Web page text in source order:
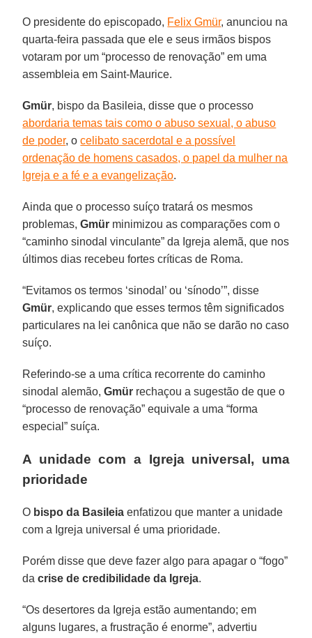
O presidente do episcopado, Felix Gmür, anunciou na
quarta-feira passada que ele e seus irmãos bispos
votaram por um “processo de renovação” em uma
assembleia em Saint-Maurice.
Gmür, bispo da Basileia, disse que o processo
abordaria temas tais como o abuso sexual, o abuso
de poder, ocelibato sacerdotal e a possível
ordenação de homens casados, o papel da mulher na
Igreja e a fé e a evangelização.
Ainda que o processo suíço tratará os mesmos
problemas,Gmür minimizou as comparações com o
“caminho sinodal vinculante” da Igreja alemã, que nos
últimos dias recebeu fortes críticas de Roma.
“Evitamos os termos ‘sinodal’ ou ‘sínodo’”, disse
Gmür, explicando que esses termos têm significados
particulares na lei canônica que não se darão no caso
suíço.
Referindo-se a uma crítica recorrente do caminho
sinodal alemão,Gmür rechaçou a sugestão de que o
“processo de renovação” equivale a uma “forma
especial” suíça.
A unidade com a Igreja universal, uma
prioridade
O bispo da Basileia enfatizou que manter a unidade
com a Igreja universal é uma prioridade.
Porém disse que deve fazer algo para apagar o “fogo”
dacrise de credibilidade da Igreja.
“Os desertores da Igreja estão aumentando; em
alguns lugares, a frustração é enorme”, advertiu